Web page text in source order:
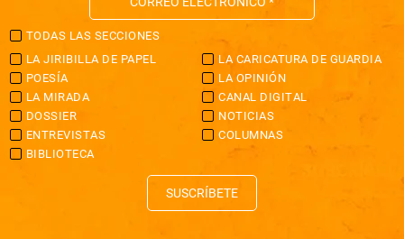
TODAS LAS SECCIONES
LA JIRIBILLA DE PAPEL
LA CARICATURA DE GUARDIA
POESÍA
LA OPINIÓN
LA MIRADA
CANAL DIGITAL
DOSSIER
NOTICIAS
ENTREVISTAS
COLUMNAS
BIBLIOTECA
SUSCRÍBETE